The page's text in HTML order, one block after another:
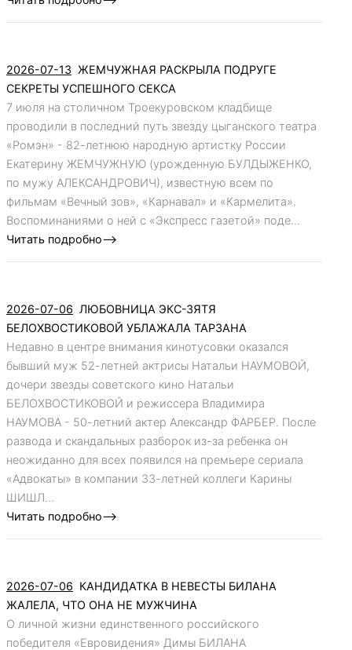
2026-07-13 ЖЕМЧУЖНАЯ РАСКРЫЛА ПОДРУГЕ
СЕКРЕТЫ УСПЕШНОГО СЕКСА
7 июля на столичном Троекуровском кладбище
проводили в последний путь звезду цыганского театра
«Ромэн» - 82-летнюю народную артистку России
Екатерину ЖЕМЧУЖНУЮ (урожденную БУЛДЫЖЕНКО,
по мужу АЛЕКСАНДРОВИЧ), известную всем по
фильмам «Вечный зов», «Карнавал» и «Кармелита».
Воспоминаниями о ней с «Экспресс газетой» поде...
Читать подробно-->
2026-07-06 ЛЮБОВНИЦА ЭКС-ЗЯТЯ
БЕЛОХВОСТИКОВОЙ УБЛАЖАЛА ТАРЗАНА
Недавно в центре внимания кинотусовки оказался
бывший муж 52-летней актрисы Натальи НАУМОВОЙ,
дочери звезды советского кино Натальи
БЕЛОХВОСТИКОВОЙ и режиссера Владимира
НАУМОВА - 50-летний актер Александр ФАРБЕР. После
развода и скандальных разборок из-за ребенка он
неожиданно для всех появился на премьере сериала
«Адвокаты» в компании 33-летней коллеги Карины
ШИШЛ...
Читать подробно-->
2026-07-06 КАНДИДАТКА В НЕВЕСТЫ БИЛАНА
ЖАЛЕЛА, ЧТО ОНА НЕ МУЖЧИНА
О личной жизни единственного российского
победителя «Евровидения» Димы БИЛАНА